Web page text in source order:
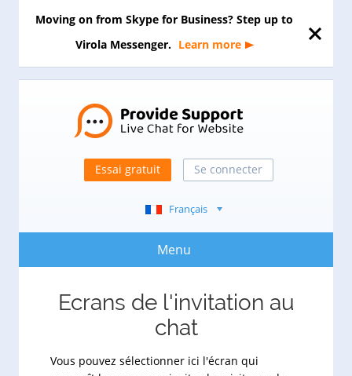
Moving on from Skype for Business? Step up to
Virola Messenger. Learn more
Essai gratuit Se connecter
Français
Menu
Ecrans de l'invitation au
chat
Vous pouvez sélectionner ici l'écran qui